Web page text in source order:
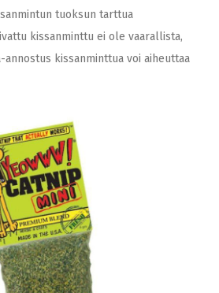
tuoksun tarttua
kissanminttu ei ole vaarallista,
annostus kissanminttua voi aiheuttaa